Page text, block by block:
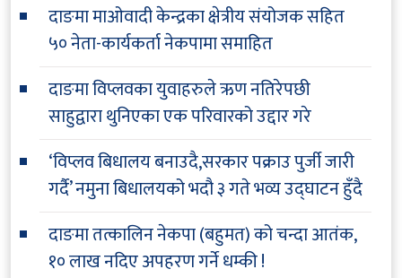
दाङमा माओवादी केन्द्रका क्षेत्रीय संयोजक सहित
५० नेता-कार्यकर्ता नेकपामा समाहित
दाङमा विप्लवका युवाहरुले ऋण नतिरेपछी
साहुद्वारा थुनिएका एक परिवारको उद्दार गरे
‘विप्लव बिधालय बनाउदै,सरकार पक्राउ पुर्जी जारी
गर्दै’ नमुना बिधालयको भदौ ३ गते भव्य उद्घाटन हुँदै
दाङमा तत्कालिन नेकपा (बहुमत) को चन्दा आतंक,
१० लाख नदिए अपहरण गर्ने धम्की !